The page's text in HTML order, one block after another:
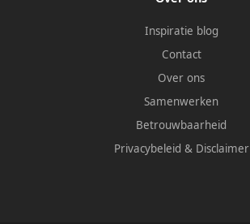
Inspiratie blog
Contact
Over ons
Samenwerken
Betrouwbaarheid
Privacybeleid & Disclaimer